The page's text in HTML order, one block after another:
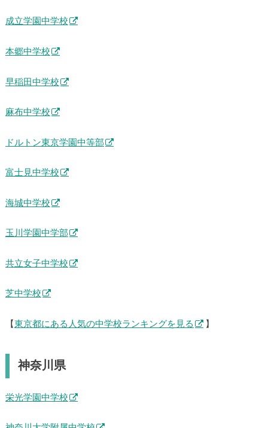
成立学園中学校
本郷中学校
早稲田中学校
麻布中学校
ドルトン東京学園中等部
富士見中学校
海城中学校
玉川学園中学部
共立女子中学校
芝中学校
【 東京都にある人気の中学校ランキングを見る 】
神奈川県
栄光学園中学校